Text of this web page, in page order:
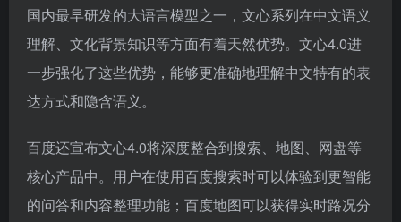
国内最早研发的大语言模型之一，文心系列在中文语义
理解、文化背景知识等方面有着天然优势。文心4.0进
一步强化了这些优势，能够更准确地理解中文特有的表
达方式和隐含语义。
百度还宣布文心4.0将深度整合到搜索、地图、网盘等
核心产品中。用户在使用百度搜索时可以体验到更智能
的问答和内容整理功能；百度地图可以获得实时路况分